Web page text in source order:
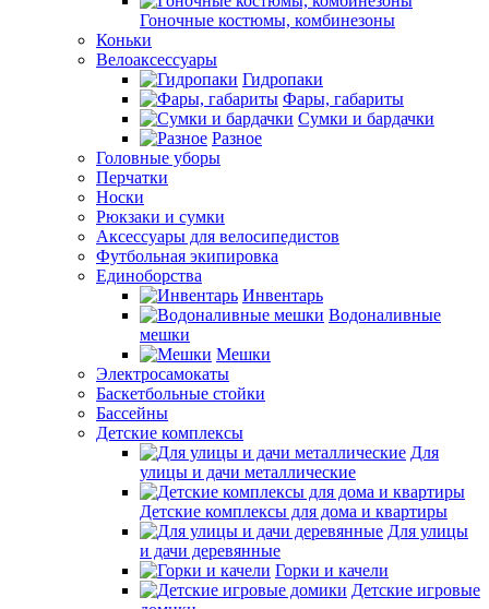
Гоночные костюмы, комбинезоны
Коньки
Велоаксессуары
Гидропаки
Фары, габариты
Сумки и бардачки
Разное
Головные уборы
Перчатки
Носки
Рюкзаки и сумки
Аксессуары для велосипедистов
Футбольная экипировка
Единоборства
Инвентарь
Водоналивные
мешки
Мешки
Электросамокаты
Баскетбольные стойки
Бассейны
Детские комплексы
Для
улицы и дачи металлические
Детские комплексы для дома и квартиры
Для улицы
и дачи деревянные
Горки и качели
Детские игровые